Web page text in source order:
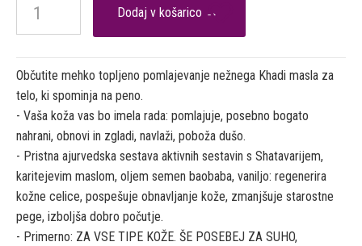

Občutite mehko topljeno pomlajevanje nežnega Khadi masla za
telo, ki spominja na peno.
- Vaša koža vas bo imela rada: pomlajuje, posebno bogato
nahrani, obnovi in zgladi, navlaži, poboža dušo.
- Pristna ajurvedska sestava aktivnih sestavin s Shatavarijem,
karitejevim maslom, oljem semen baobaba, vaniljo: regenerira
kožne celice, pospešuje obnavljanje kože, zmanjšuje starostne
pege, izboljša dobro počutje.
- Primerno: ZA VSE TIPE KOŽE. ŠE POSEBEJ ZA SUHO,